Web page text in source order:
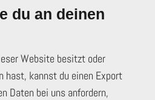
du an deinen
Website besitzt oder
hast, kannst du einen Export
Daten bei uns anfordern,